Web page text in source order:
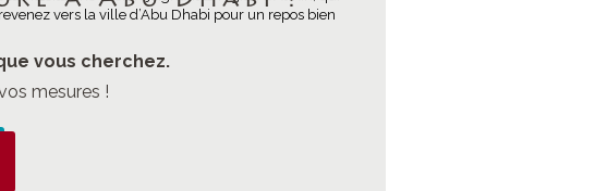
vers la ville d’Abu Dhabi pour un repos bien
vous cherchez.
mesures !